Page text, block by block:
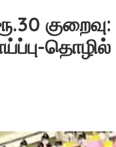
குறைவு:
தொழில்